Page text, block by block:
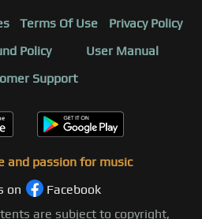
Terms Of Use
Privacy Policy
Policy
User Manual
Support
and passion for music
on
Facebook
are subject to copyright,